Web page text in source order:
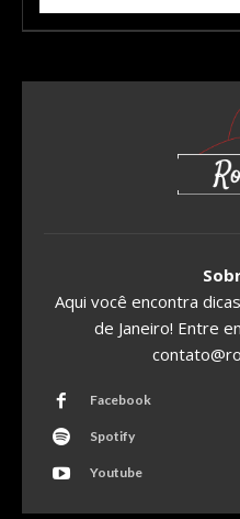
Aqui você encontra
de Janeiro! Entre
Facebook
Spotify
Youtube